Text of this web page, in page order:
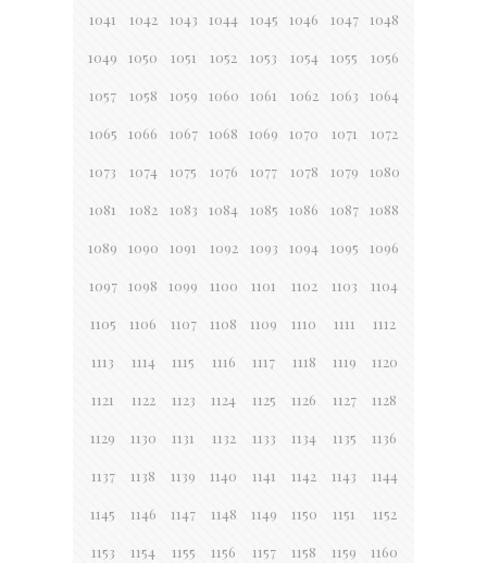
1041 1042 1043 1044 1045 1046 1047 1048
1049 1050 1051 1052 1053 1054 1055 1056
1057 1058 1059 1060 1061 1062 1063 1064
1065 1066 1067 1068 1069 1070 1071 1072
1073 1074 1075 1076 1077 1078 1079 1080
1081 1082 1083 1084 1085 1086 1087 1088
1089 1090 1091 1092 1093 1094 1095 1096
1097 1098 1099 1100 1101 1102 1103 1104
1105 1106 1107 1108 1109 1110 1111 1112
1113 1114 1115 1116 1117 1118 1119 1120
1121 1122 1123 1124 1125 1126 1127 1128
1129 1130 1131 1132 1133 1134 1135 1136
1137 1138 1139 1140 1141 1142 1143 1144
1145 1146 1147 1148 1149 1150 1151 1152
1153 1154 1155 1156 1157 1158 1159 1160